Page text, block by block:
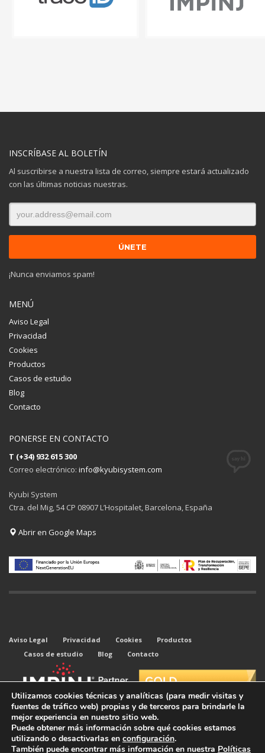
INSCRÍBASE AL BOLETÍN
Al suscribirse a nuestra lista de correo, siempre estará actualizado
con las últimas noticias nuestras.
¡Nunca enviamos spam!
MENÚ
Aviso Legal
Privacidad
Cookies
Productos
Casos de estudio
Blog
Contacto
PONERSE EN CONTACTO
T (+34) 932 615 300
Correo electrónico: info@kyubisystem.com
Kyubi System
Ctra. del Mig, 54 CP 08907 L’Hospitalet, Barcelona, España
Abrir en Google Maps
Aviso Legal Privacidad Cookies
Productos
Casos de estudio
Blog Contacto
Utilizamos cookies técnicas y analíticas (para medir visitas y
fuentes de tráfico web) propias y de terceros para brindarle la
mejor experiencia en nuestro sitio web.
Puede obtener más información sobre qué cookies estamos
utilizando o desactivarlas en configuración.
También puede encontrar más información en nuestra Políticas